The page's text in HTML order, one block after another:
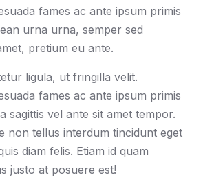
fames ac ante ipsum primis
urna urna, semper sed
pretium eu ante.
ligula, ut fringilla velit.
fames ac ante ipsum primis
sagittis vel ante sit amet tempor.
non tellus interdum tincidunt eget
diam felis. Etiam id quam
justo at posuere est!